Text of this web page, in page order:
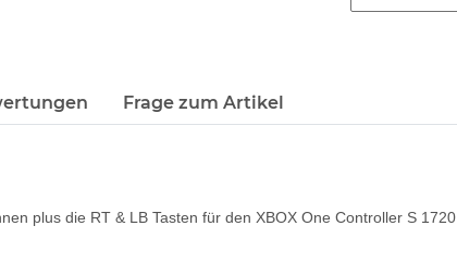
Frage zum Artikel
plus die RT & LB Tasten für den XBOX One Controller S 1720